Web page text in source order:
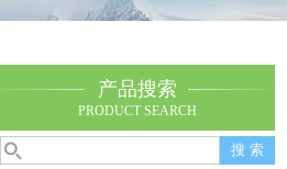
产品搜索
PRODUCT SEARCH